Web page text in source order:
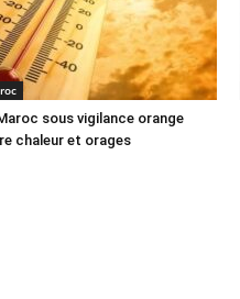
sous vigilance orange
chaleur et orages